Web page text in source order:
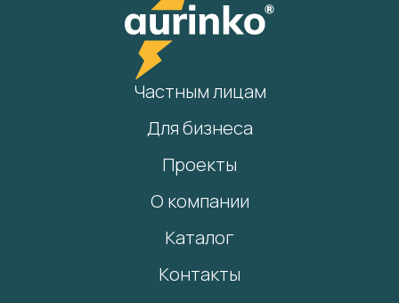
Частным лицам
Для бизнеса
Проекты
О компании
Каталог
Контакты